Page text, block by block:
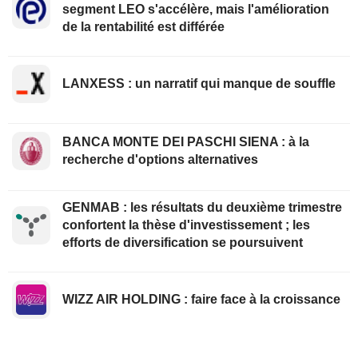
segment LEO s'accélère, mais l'amélioration
de la rentabilité est différée
LANXESS : un narratif qui manque de souffle
BANCA MONTE DEI PASCHI SIENA : à la
recherche d'options alternatives
GENMAB : les résultats du deuxième trimestre
confortent la thèse d'investissement ; les
efforts de diversification se poursuivent
WIZZ AIR HOLDING : faire face à la croissance